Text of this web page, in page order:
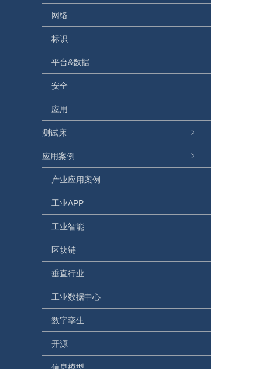
网络
标识
平台&数据
安全
应用
测试床
应用案例
产业应用案例
工业APP
工业智能
区块链
垂直行业
工业数据中心
数字孪生
开源
信息模型